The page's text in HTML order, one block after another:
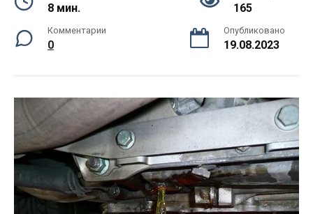
8 мин. 165
Комментарии
0
Опубликовано
19.08.2023